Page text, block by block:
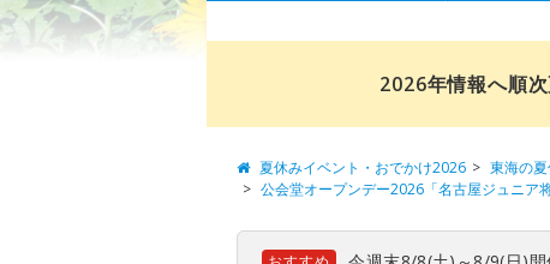
2026年情報へ順
夏休みイベント・おでかけ2026 東海の
公会堂オープンデー2026「名古屋ジュニア